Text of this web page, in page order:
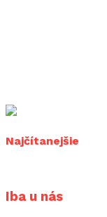
Najčítanejšie
Iba u nás